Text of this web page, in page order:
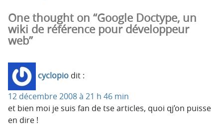
One thought on “Google Doctype, un
wiki de référence pour développeur
web”
cyclopio dit :
12 décembre 2008 à 21 h 46 min
et bien moi je suis fan de tse articles, quoi qj’on puisse
en dire !